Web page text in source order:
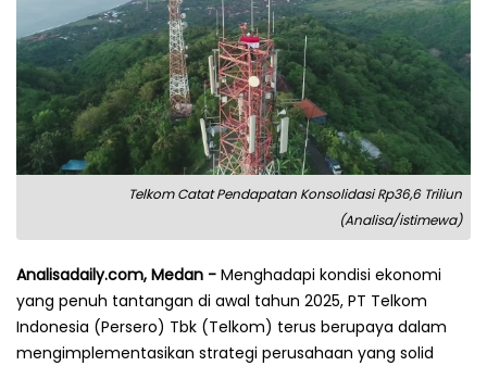
Telkom Catat Pendapatan Konsolidasi Rp36,6 Triliun
(Analisa/istimewa)
Analisadaily.com, Medan - Menghadapi kondisi ekonomi
yang penuh tantangan di awal tahun 2025, PT Telkom
Indonesia (Persero) Tbk (Telkom) terus berupaya dalam
mengimplementasikan strategi perusahaan yang solid